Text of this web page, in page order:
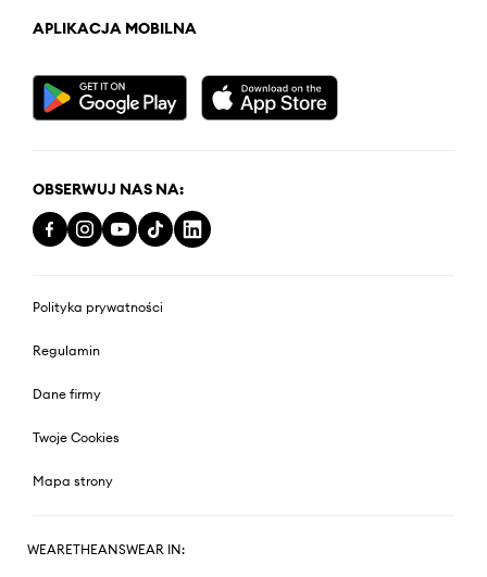
APLIKACJA MOBILNA
OBSERWUJ NAS NA:
Polityka prywatności
Regulamin
Dane firmy
Twoje Cookies
Mapa strony
WEARETHEANSWEAR IN: